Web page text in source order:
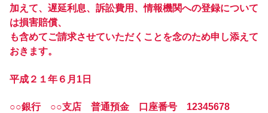
加えて、遅延利息、訴訟費用、情報機関への登録について
は損害賠償、
も含めてご請求させていただくことを念のため申し添えて
おきます。
平成２１年６月1日
○○銀行 ○○支店 普通預金 口座番号 12345678